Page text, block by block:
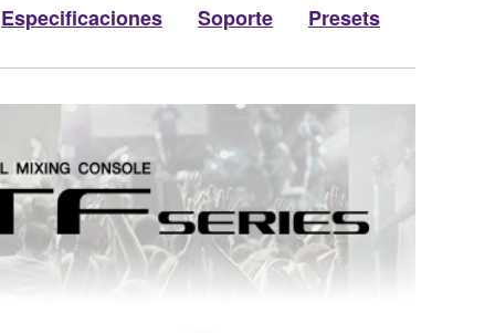
Especificaciones Soporte Presets